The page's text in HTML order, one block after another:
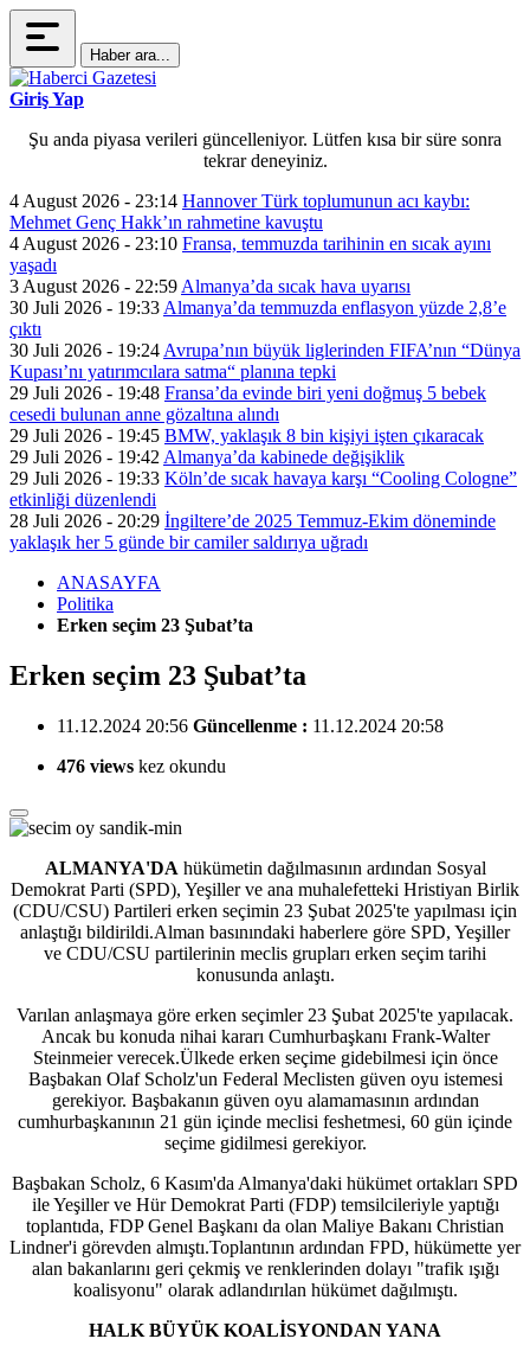
Haber ara...
Giriş Yap
Şu anda piyasa verileri güncelleniyor. Lütfen kısa bir süre sonra
tekrar deneyiniz.
4 August 2026 - 23:14 Hannover Türk toplumunun acı kaybı:
Mehmet Genç Hakk’ın rahmetine kavuştu
4 August 2026 - 23:10 Fransa, temmuzda tarihinin en sıcak ayını
yaşadı
3 August 2026 - 22:59 Almanya’da sıcak hava uyarısı
30 Juli 2026 - 19:33 Almanya’da temmuzda enflasyon yüzde 2,8’e
çıktı
30 Juli 2026 - 19:24 Avrupa’nın büyük liglerinden FIFA’nın “Dünya
Kupası’nı yatırımcılara satma“ planına tepki
29 Juli 2026 - 19:48 Fransa’da evinde biri yeni doğmuş 5 bebek
cesedi bulunan anne gözaltına alındı
29 Juli 2026 - 19:45 BMW, yaklaşık 8 bin kişiyi işten çıkaracak
29 Juli 2026 - 19:42 Almanya’da kabinede değişiklik
29 Juli 2026 - 19:33 Köln’de sıcak havaya karşı “Cooling Cologne”
etkinliği düzenlendi
28 Juli 2026 - 20:29 İngiltere’de 2025 Temmuz-Ekim döneminde
yaklaşık her 5 günde bir camiler saldırıya uğradı
ANASAYFA
Politika
Erken seçim 23 Şubat’ta
Erken seçim 23 Şubat’ta
11.12.2024 20:56 Güncellenme : 11.12.2024 20:58
476 views kez okundu
ALMANYA'DA hükümetin dağılmasının ardından Sosyal
Demokrat Parti (SPD), Yeşiller ve ana muhalefetteki Hristiyan Birlik
(CDU/CSU) Partileri erken seçimin 23 Şubat 2025'te yapılması için
anlaştığı bildirildi.Alman basınındaki haberlere göre SPD, Yeşiller
ve CDU/CSU partilerinin meclis grupları erken seçim tarihi
konusunda anlaştı.
Varılan anlaşmaya göre erken seçimler 23 Şubat 2025'te yapılacak.
Ancak bu konuda nihai kararı Cumhurbaşkanı Frank-Walter
Steinmeier verecek.Ülkede erken seçime gidebilmesi için önce
Başbakan Olaf Scholz'un Federal Meclisten güven oyu istemesi
gerekiyor. Başbakanın güven oyu alamamasının ardından
cumhurbaşkanının 21 gün içinde meclisi feshetmesi, 60 gün içinde
seçime gidilmesi gerekiyor.
Başbakan Scholz, 6 Kasım'da Almanya'daki hükümet ortakları SPD
ile Yeşiller ve Hür Demokrat Parti (FDP) temsilcileriyle yaptığı
toplantıda, FDP Genel Başkanı da olan Maliye Bakanı Christian
Lindner'i görevden almıştı.Toplantının ardından FPD, hükümette yer
alan bakanlarını geri çekmiş ve renklerinden dolayı "trafik ışığı
koalisyonu" olarak adlandırılan hükümet dağılmıştı.
HALK BÜYÜK KOALİSYONDAN YANA